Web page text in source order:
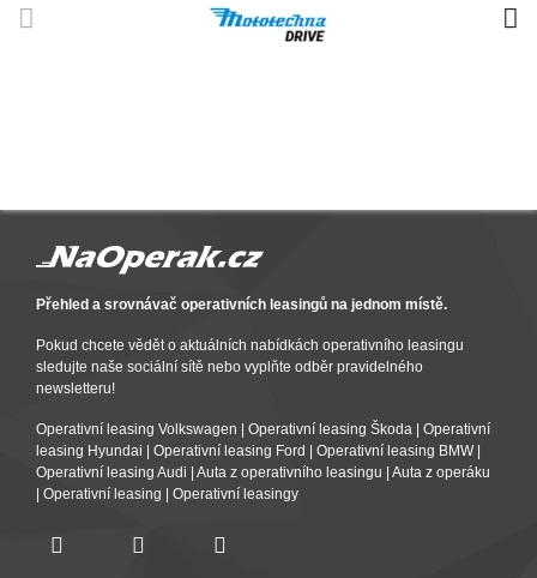
Přehled a srovnávač operativních leasingů na jednom místě.
Pokud chcete vědět o aktuálních nabídkách operativního leasingu
sledujte naše sociální sítě nebo vyplňte odběr pravidelného
newsletteru!
Operativní leasing Volkswagen Operativní leasing Škoda
Operativní
leasing Hyundai
Operativní leasing Ford Operativní leasing BMW|
Operativní leasing Audi
Auta z operativního leasingu
Auta z operáku
Operativní leasing Operativní leasingy